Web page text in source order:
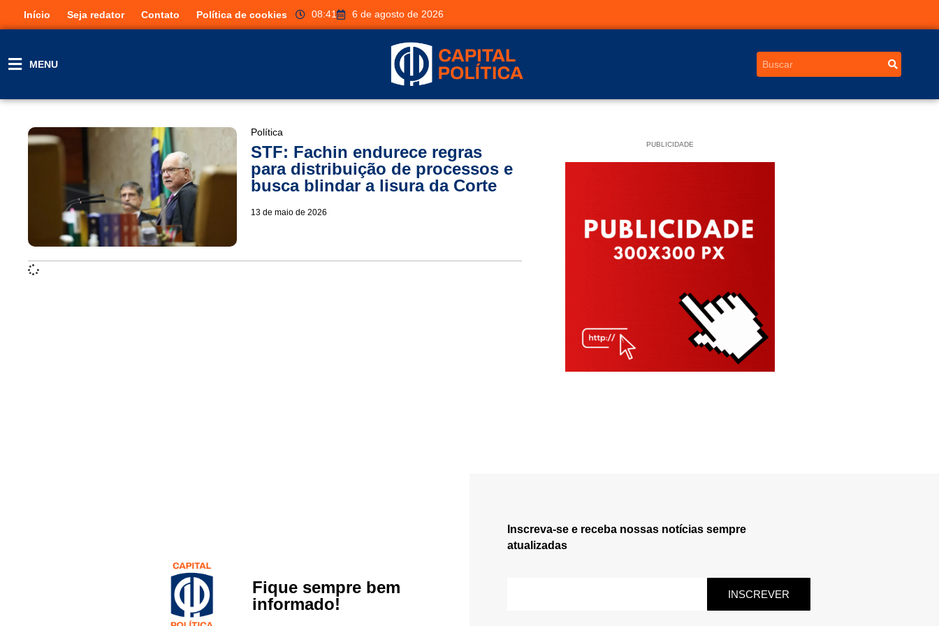
Início Seja redator Contato Política de cookies 08:41 6 de agosto de 2026
MENU
Política
STF: Fachin endurece regras
para distribuição de processos e
busca blindar a lisura da Corte
13 de maio de 2026
PUBLICIDADE
Fique sempre bem
informado!
Inscreva-se e receba nossas notícias sempre
atualizadas
INSCREVER